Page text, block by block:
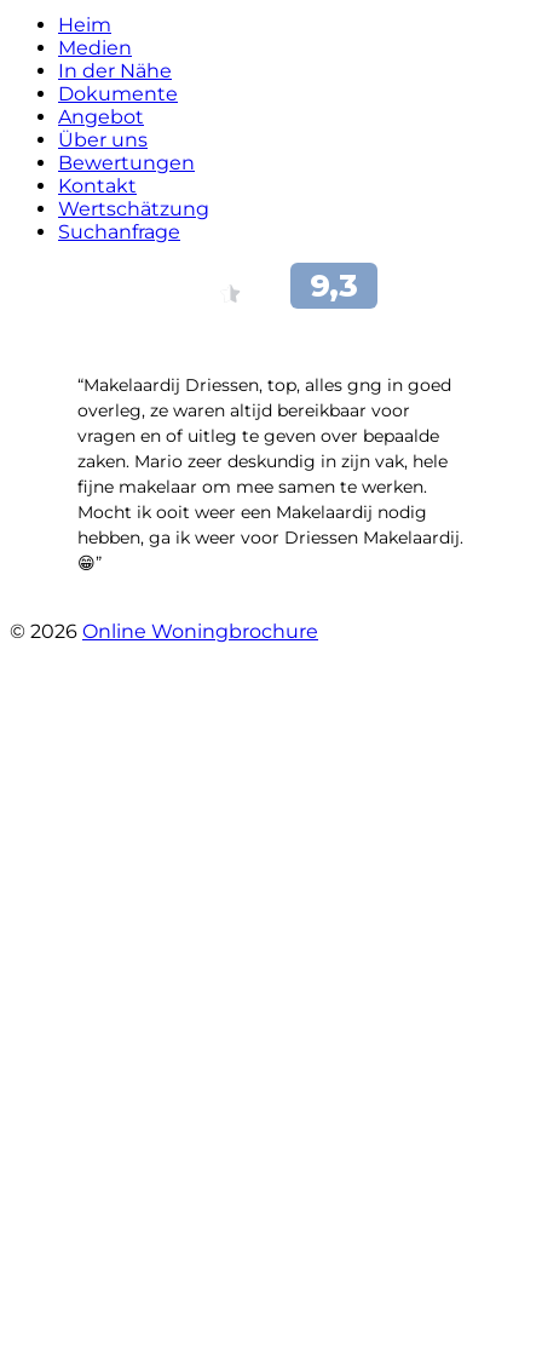
Heim
Medien
In der Nähe
Dokumente
Angebot
Über uns
Bewertungen
Kontakt
Wertschätzung
Suchanfrage
“Makelaardij Driessen, top, alles gng in goed
overleg, ze waren altijd bereikbaar voor
vragen en of uitleg te geven over bepaalde
zaken. Mario zeer deskundig in zijn vak, hele
fijne makelaar om mee samen te werken.
Mocht ik ooit weer een Makelaardij nodig
hebben, ga ik weer voor Driessen Makelaardij.
😁”
© 2026 Online Woningbrochure